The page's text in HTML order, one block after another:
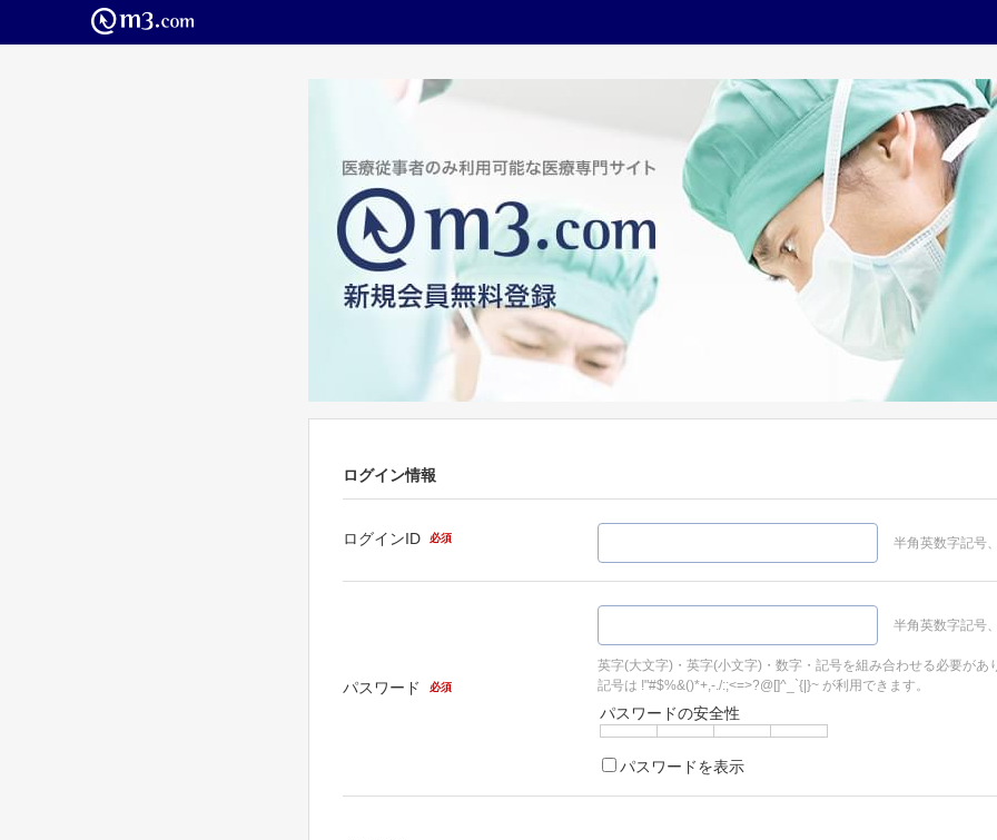
ログイン情報
ログインID 必須 半角英数字記号
パスワード 必須
半角英数字記号
英字(大文字)・英字(小文字)・数字・記号を組み合わせる必要があ
記号は !"#$%&()*+,-./:;<=>?@[]^_`{|}~ が利用できます。
パスワードの安全性
パスワードを表示